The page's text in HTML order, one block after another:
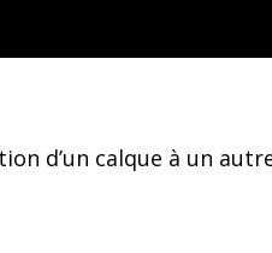
d’un calque à un